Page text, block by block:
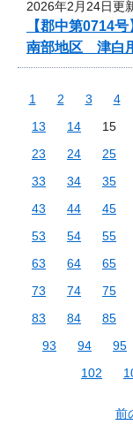
2026年2月24日更
【郡中第0714
南部地区 津白
1 2 3 4
13
14 15
23
24 25
33
34 35
43
44 45
53
54 55
63
64 65
73
74 75
83
84 85
93
94 95
102
前